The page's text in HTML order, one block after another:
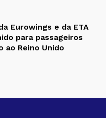
Eurowings e da ETA
para passageiros
ao Reino Unido